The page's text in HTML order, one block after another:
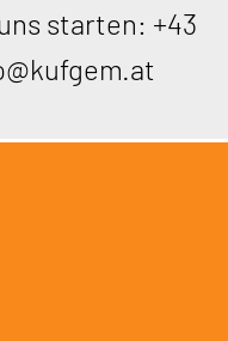
starten: +43